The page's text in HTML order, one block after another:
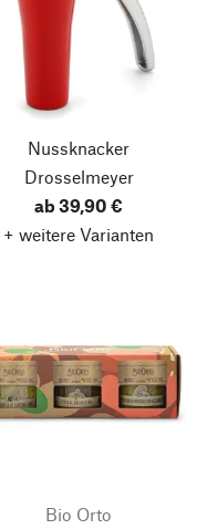
Nussknacker
Drosselmeyer
ab 39,90 €
+ weitere Varianten
Bio Orto